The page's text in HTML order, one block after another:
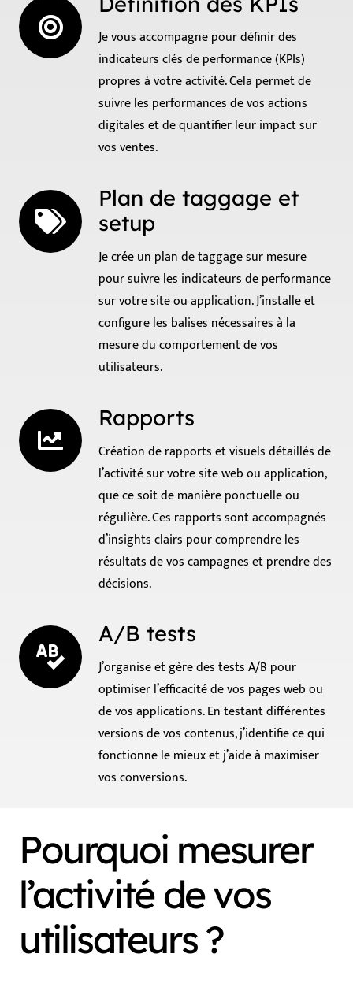
Je vous accompagne pour définir des
indicateurs clés de performance (KPIs)
propres à votre activité. Cela permet de
suivre les performances de vos actions
digitales et de quantifier leur impact sur
vos ventes.
Plan de taggage et
setup
Je crée un plan de taggage sur mesure
pour suivre les indicateurs de performance
sur votre site ou application. J’installe et
configure les balises nécessaires à la
mesure du comportement de vos
utilisateurs.
Rapports
Création de rapports et visuels détaillés de
l’activité sur votre site web ou application,
que ce soit de manière ponctuelle ou
régulière. Ces rapports sont accompagnés
d’insights clairs pour comprendre les
résultats de vos campagnes et prendre des
décisions.
A/B tests
J’organise et gère des tests A/B pour
optimiser l’efficacité de vos pages web ou
de vos applications. En testant différentes
versions de vos contenus, j’identifie ce qui
fonctionne le mieux et j’aide à maximiser
vos conversions.
Pourquoi mesurer
l’activité de vos
utilisateurs ?